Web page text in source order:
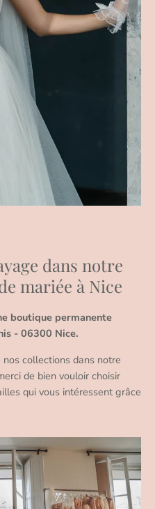
dans notre
mariée à Nice
boutique permanente
- 06300 Nice.
collections dans notre
de bien vouloir choisir
qui vous intéressent grâce